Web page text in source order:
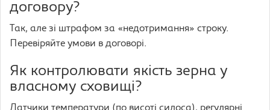
договору?
Так, але зі штрафом за «недотримання» строку.
Перевіряйте умови в договорі.
Як контролювати якість зерна у
власному сховищі?